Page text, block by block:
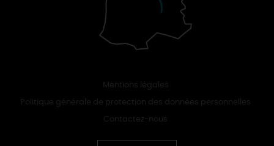
Mentions légales
Politique générale de protection des données personnelles
Contactez-nous